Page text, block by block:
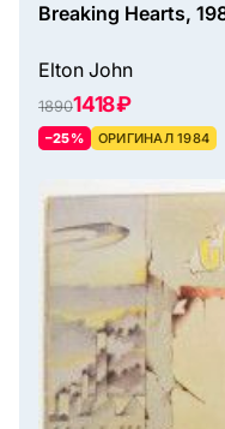
Breaking Hearts,
Elton John
18901418 ₽
–25% ОРИГИНАЛ 1984